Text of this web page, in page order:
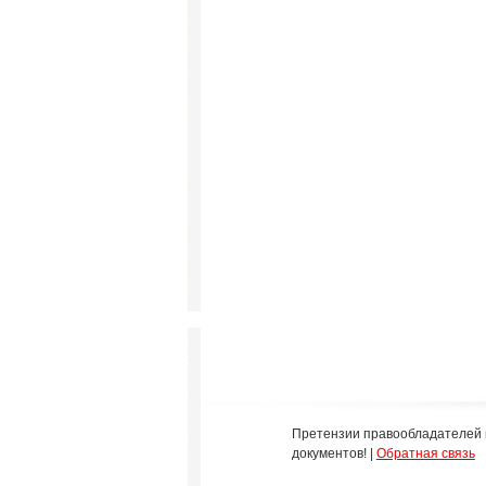
Претензии
документов! | Обратная связь